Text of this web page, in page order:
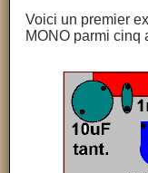
Voici un premier
MONO parmi cinq